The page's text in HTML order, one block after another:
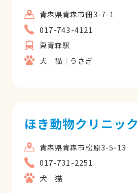
青森県青森市佃3-7-1
017-743-4121
東青森駅
犬
猫 うさぎ
ほき動物クリニック
青森県青森市松原3-5-13
017-731-2251
犬
猫